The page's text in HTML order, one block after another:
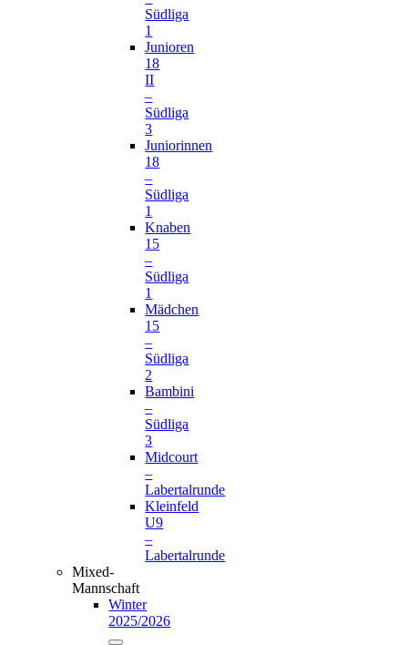
Südliga
1
Junioren
18
II
–
Südliga
3
Juniorinnen
18
–
Südliga
1
Knaben
15
–
Südliga
1
Mädchen
15
–
Südliga
2
Bambini
–
Südliga
3
Midcourt
–
Labertalrunde
Kleinfeld
U9
–
Labertalrunde
Mixed-
Mannschaft
Winter
2025/2026